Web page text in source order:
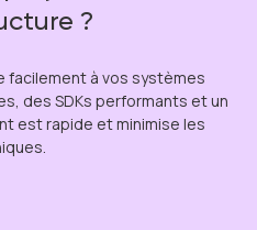
?
facilement à vos systèmes
des SDKs performants et un
est rapide et minimise les